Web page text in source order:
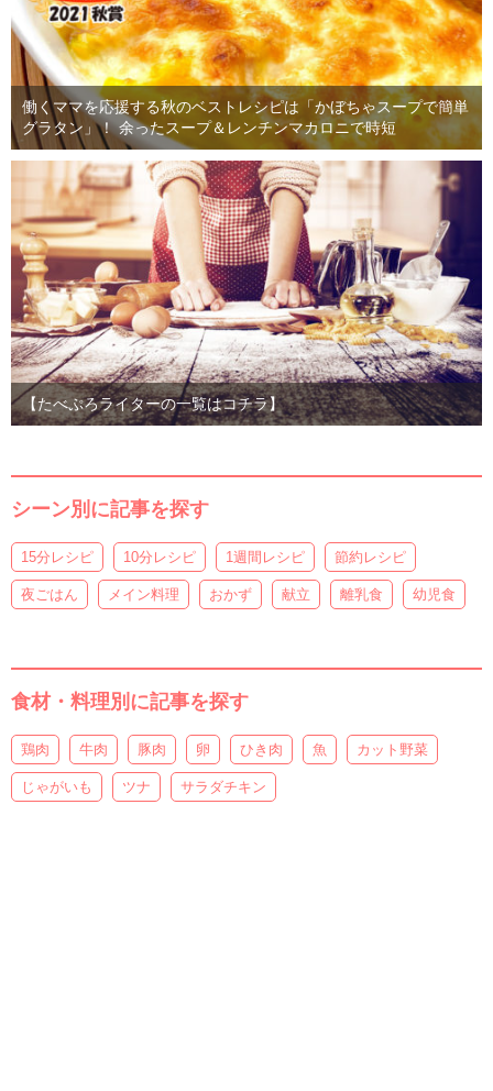
働くママを応援する秋のベストレシピは「かぼちゃスープで簡単
グラタン」！ 余ったスープ＆レンチンマカロニで時短
【たべぷろライターの一覧はコチラ】
シーン別に記事を探す
15分レシピ 10分レシピ 1週間レシピ 節約レシピ
夜ごはん メイン料理 おかず 献立 離乳食 幼児食
食材・料理別に記事を探す
鶏肉 牛肉 豚肉 卵 ひき肉 魚 カット野菜
じゃがいも ツナ サラダチキン